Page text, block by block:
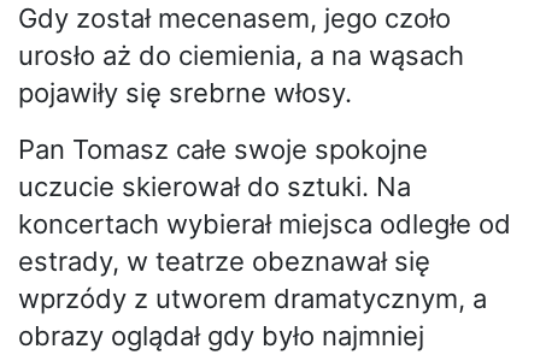
Gdy został mecenasem, jego czoło
urosło aż do ciemienia, a na wąsach
pojawiły się srebrne włosy.
Pan Tomasz całe swoje spokojne
uczucie skierował do sztuki. Na
koncertach wybierał miejsca odległe od
estrady, w teatrze obeznawał się
wprzódy z utworem dramatycznym, a
obrazy oglądał gdy było najmniej